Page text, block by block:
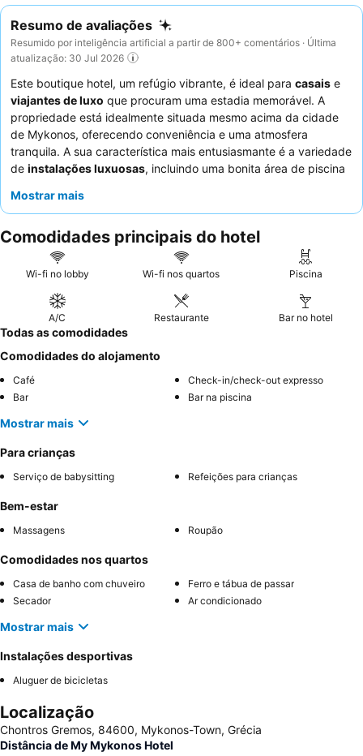
Resumo de avaliações
Resumido por inteligência artificial a partir de 800+ comentários · Última
atualização: 30 Jul 2026
Este boutique hotel, um refúgio vibrante, é ideal para casais e
viajantes de luxo que procuram uma estadia memorável. A
propriedade está idealmente situada mesmo acima da cidade
de Mykonos, oferecendo conveniência e uma atmosfera
tranquila. A sua característica mais entusiasmante é a variedade
de instalações luxuosas, incluindo uma bonita área de piscina
de categoria superior. Os hóspedes elogiam consistentemente o
avaliado com a sua seleção variada. Para uma experiência
verdadeiramente melhorada, considere reservar um quarto com
piscina privada
para um toque adicional de luxo.
Mostrar mais
Comodidades principais do hotel
Wi-fi no lobby Wi-fi nos quartos Piscina
A/C Restaurante Bar no hotel
Todas as comodidades
Comodidades do alojamento
Café
Check-in/check-out expresso
Bar
Bar na piscina
Mostrar mais
Para crianças
Serviço de babysitting Refeições para crianças
Bem-estar
Massagens Roupão
Comodidades nos quartos
Casa de banho com chuveiro
Ferro e tábua de passar
Secador
Ar condicionado
Mostrar mais
Instalações desportivas
Aluguer de bicicletas
Localização
Chontros Gremos, 84600, Mykonos-Town, Grécia
Distância de My Mykonos Hotel